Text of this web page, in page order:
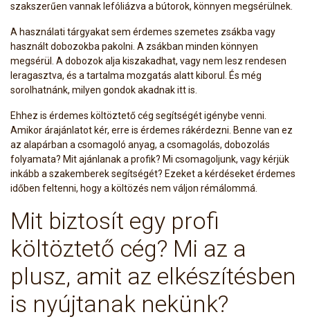
szakszerűen vannak lefóliázva a bútorok, könnyen megsérülnek.
A használati tárgyakat sem érdemes szemetes zsákba vagy
használt dobozokba pakolni. A zsákban minden könnyen
megsérül. A dobozok alja kiszakadhat, vagy nem lesz rendesen
leragasztva, és a tartalma mozgatás alatt kiborul. És még
sorolhatnánk, milyen gondok akadnak itt is.
Ehhez is érdemes költöztető cég segítségét igénybe venni.
Amikor árajánlatot kér, erre is érdemes rákérdezni. Benne van ez
az alapárban a csomagoló anyag, a csomagolás, dobozolás
folyamata? Mit ajánlanak a profik? Mi csomagoljunk, vagy kérjük
inkább a szakemberek segítségét? Ezeket a kérdéseket érdemes
időben feltenni, hogy a költözés nem váljon rémálommá.
Mit biztosít egy profi
költöztető cég? Mi az a
plusz, amit az elkészítésben
is nyújtanak nekünk?